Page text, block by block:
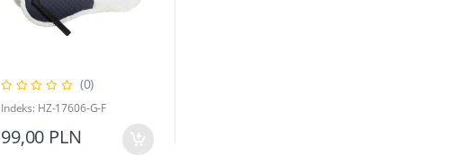
(0)
Indeks: HZ-17606-G-F
99,00 PLN